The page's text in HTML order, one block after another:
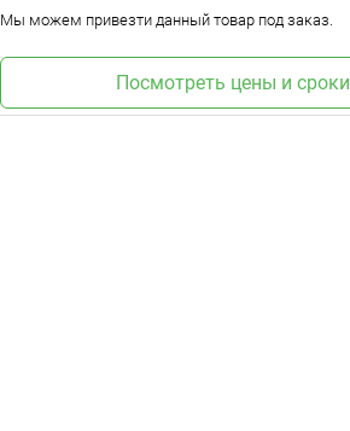
Мы можем привезти данный товар под заказ.
Посмотреть цены и сроки